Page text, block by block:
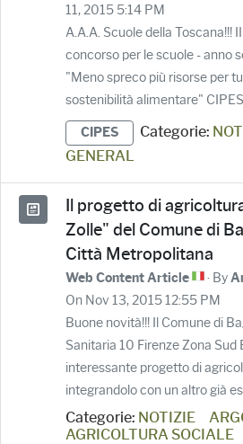
11, 2015 5:14 PM
A.A.A. Scuole della Toscana!!!
concorso per le scuole - anno
"Meno spreco più risorse per
sostenibilità alimentare"
CIPES Categorie:
GENERAL
Il progetto di
Zolle" del Comune di
Città Metropolitana
Web Content Article · By
On Nov 13, 2015 12:55 PM
Buone novità!!! Il Comune di
Sanitaria 10 Firenze Zona Sud
interessante progetto di
integrandolo con un altro già
Categorie: NOTIZIE
AGRICOLTURA SOCIALE